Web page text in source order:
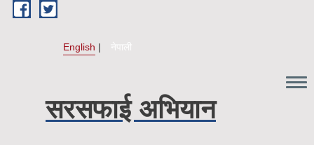
Skip to main content
English नेपाली
सरसफाई अभियान